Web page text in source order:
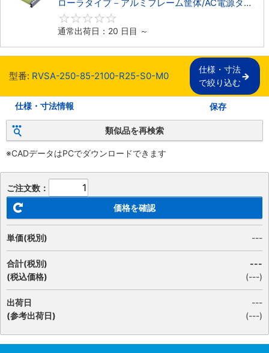
ローラタイプ－アルミフレーム筐体/AC電源タイ
プ－
通常出荷日：20 日目 ～
型番: RVSA-250-85-2100-R25-S0-M0
仕様・寸法
で絞り込む
仕様・寸法情報 保存
類似品を再検索
※CADデータはPCでダウンロードできます
ご注文数：
価格を確認
単価(税別) ---
合計(税別)
(税込価格)
---
(---)
出荷日
(参考出荷日)
---
(---)